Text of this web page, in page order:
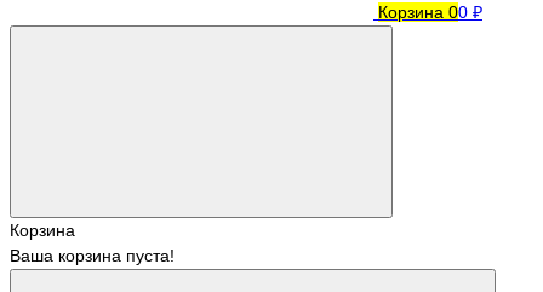
Корзина 00 ₽
Корзина
Ваша корзина пуста!